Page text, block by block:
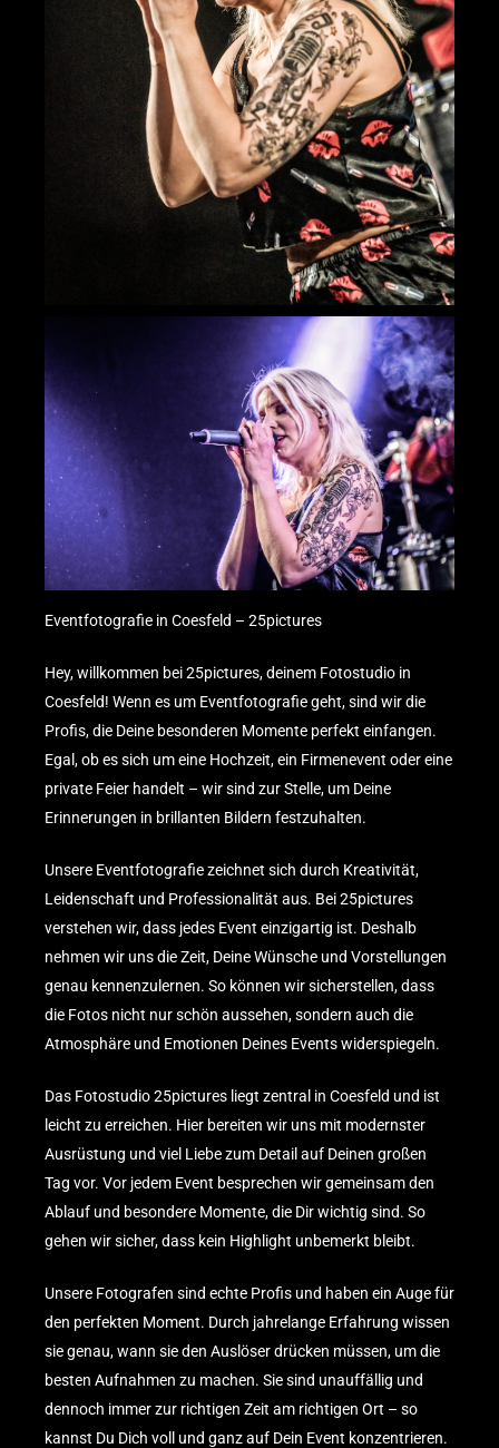
Eventfotografie in Coesfeld – 25pictures
Hey, willkommen bei 25pictures, deinem Fotostudio in
Coesfeld! Wenn es um Eventfotografie geht, sind wir die
Profis, die Deine besonderen Momente perfekt einfangen.
Egal, ob es sich um eine Hochzeit, ein Firmenevent oder eine
private Feier handelt – wir sind zur Stelle, um Deine
Erinnerungen in brillanten Bildern festzuhalten.
Unsere Eventfotografie zeichnet sich durch Kreativität,
Leidenschaft und Professionalität aus. Bei 25pictures
verstehen wir, dass jedes Event einzigartig ist. Deshalb
nehmen wir uns die Zeit, Deine Wünsche und Vorstellungen
genau kennenzulernen. So können wir sicherstellen, dass
die Fotos nicht nur schön aussehen, sondern auch die
Atmosphäre und Emotionen Deines Events widerspiegeln.
Das Fotostudio25pictures liegt zentral in Coesfeld und ist
leicht zu erreichen. Hier bereiten wir uns mit modernster
Ausrüstung und viel Liebe zum Detail auf Deinen großen
Tag vor. Vor jedem Event besprechen wir gemeinsam den
Ablauf und besondere Momente, die Dir wichtig sind. So
gehen wir sicher, dass kein Highlight unbemerkt bleibt.
Unsere Fotografen sind echte Profis und haben ein Auge für
den perfekten Moment. Durch jahrelange Erfahrung wissen
sie genau, wann sie den Auslöser drücken müssen, um die
besten Aufnahmen zu machen. Sie sind unauffällig und
dennoch immer zur richtigen Zeit am richtigen Ort – so
kannst Du Dich voll und ganz auf Dein Event konzentrieren.